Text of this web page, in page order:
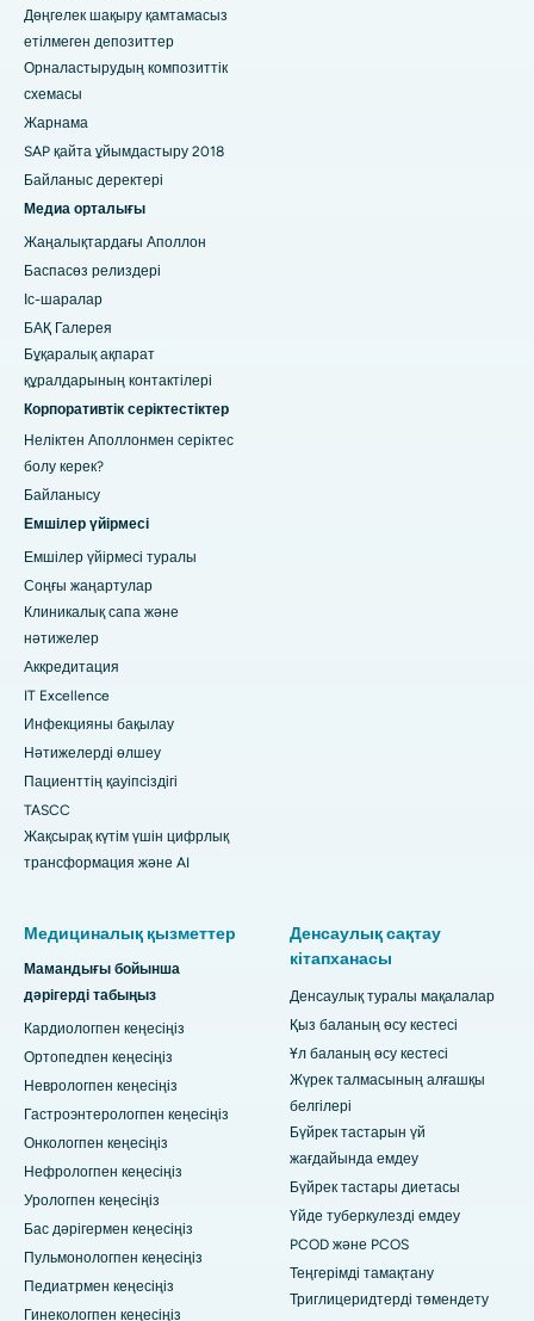
Дөңгелек шақыру қамтамасыз
етілмеген депозиттер
Орналастырудың композиттік
схемасы
Жарнама
SAP қайта ұйымдастыру 2018
Байланыс деректері
Медиа орталығы
Жаңалықтардағы Аполлон
Баспасөз релиздері
Іс-шаралар
БАҚ Галерея
Бұқаралық ақпарат
құралдарының контактілері
Корпоративтік серіктестіктер
Неліктен Аполлонмен серіктес
болу керек?
Байланысу
Емшілер үйірмесі
Емшілер үйірмесі туралы
Соңғы жаңартулар
Клиникалық сапа және
нәтижелер
Аккредитация
IT Excellence
Инфекцияны бақылау
Нәтижелерді өлшеу
Пациенттің қауіпсіздігі
TASCC
Жақсырақ күтім үшін цифрлық
трансформация және AI
Медициналық қызметтер
Мамандығы бойынша
дәрігерді табыңыз
Кардиологпен кеңесіңіз
Ортопедпен кеңесіңіз
Неврологпен кеңесіңіз
Гастроэнтерологпен кеңесіңіз
Онкологпен кеңесіңіз
Нефрологпен кеңесіңіз
Урологпен кеңесіңіз
Бас дәрігермен кеңесіңіз
Пульмонологпен кеңесіңіз
Педиатрмен кеңесіңіз
Гинекологпен кеңесіңіз
Денсаулық сақтау
кітапханасы
Денсаулық туралы мақалалар
Қыз баланың өсу кестесі
Ұл баланың өсу кестесі
Жүрек талмасының алғашқы
белгілері
Бүйрек тастарын үй
жағдайында емдеу
Бүйрек тастары диетасы
Үйде туберкулезді емдеу
PCOD және PCOS
Теңгерімді тамақтану
Триглицеридтерді төмендету